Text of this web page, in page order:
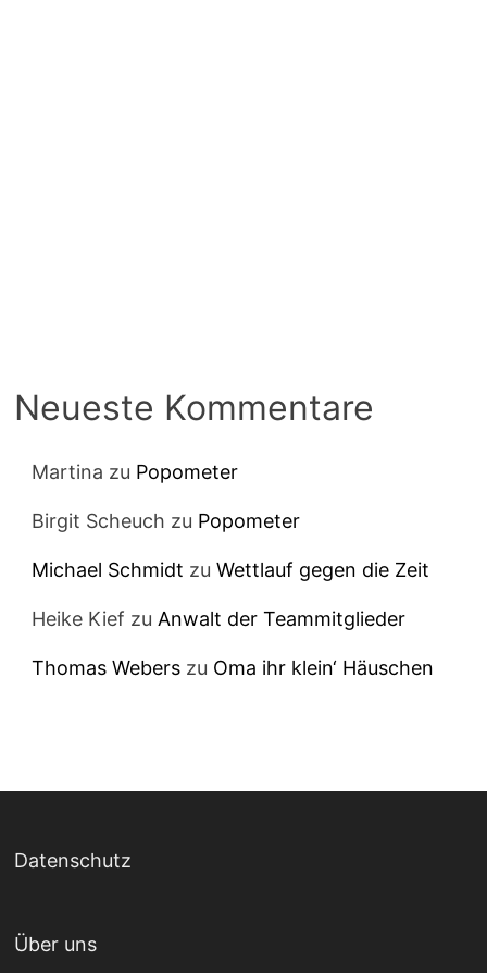
Neueste Kommentare
Martina zu Popometer
Birgit Scheuch zu Popometer
Michael Schmidt zuWettlauf gegen die Zeit
Heike Kief zuAnwalt der Teammitglieder
Thomas Webers zu Oma ihr klein‘ Häuschen
Datenschutz
Über uns